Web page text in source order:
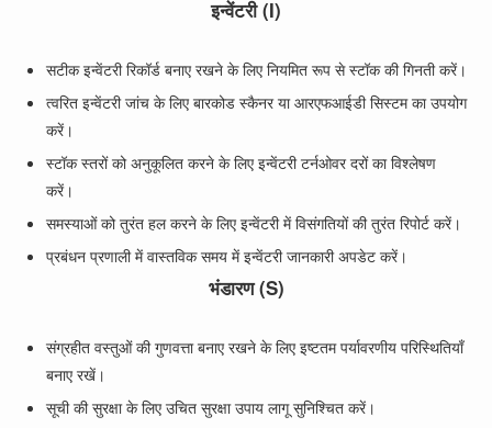
इन्वेंटरी (I)
सटीक इन्वेंटरी रिकॉर्ड बनाए रखने के लिए नियमित रूप से स्टॉक की गिनती करें।
त्वरित इन्वेंटरी जांच के लिए बारकोड स्कैनर या आरएफआईडी सिस्टम का उपयोग
करें।
स्टॉक स्तरों को अनुकूलित करने के लिए इन्वेंटरी टर्नओवर दरों का विश्लेषण
करें।
समस्याओं को तुरंत हल करने के लिए इन्वेंटरी में विसंगतियों की तुरंत रिपोर्ट करें।
प्रबंधन प्रणाली में वास्तविक समय में इन्वेंटरी जानकारी अपडेट करें।
भंडारण (S)
संग्रहीत वस्तुओं की गुणवत्ता बनाए रखने के लिए इष्टतम पर्यावरणीय परिस्थितियाँ
बनाए रखें।
सूची की सुरक्षा के लिए उचित सुरक्षा उपाय लागू सुनिश्चित करें।